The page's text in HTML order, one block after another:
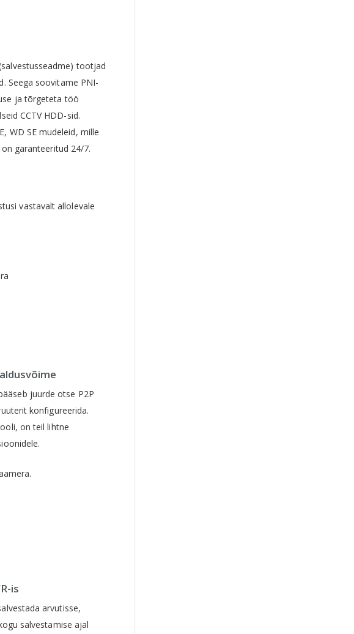
tootjad
Seega soovitame PNI-
ja tõrgeteta töö
CCTV HDD-sid.
WD SE mudeleid, mille
garanteeritud 24/7.
vastavalt allolevale
juurde otse P2P
konfigureerida.
on teil lihtne
is
arvutisse,
salvestamise ajal